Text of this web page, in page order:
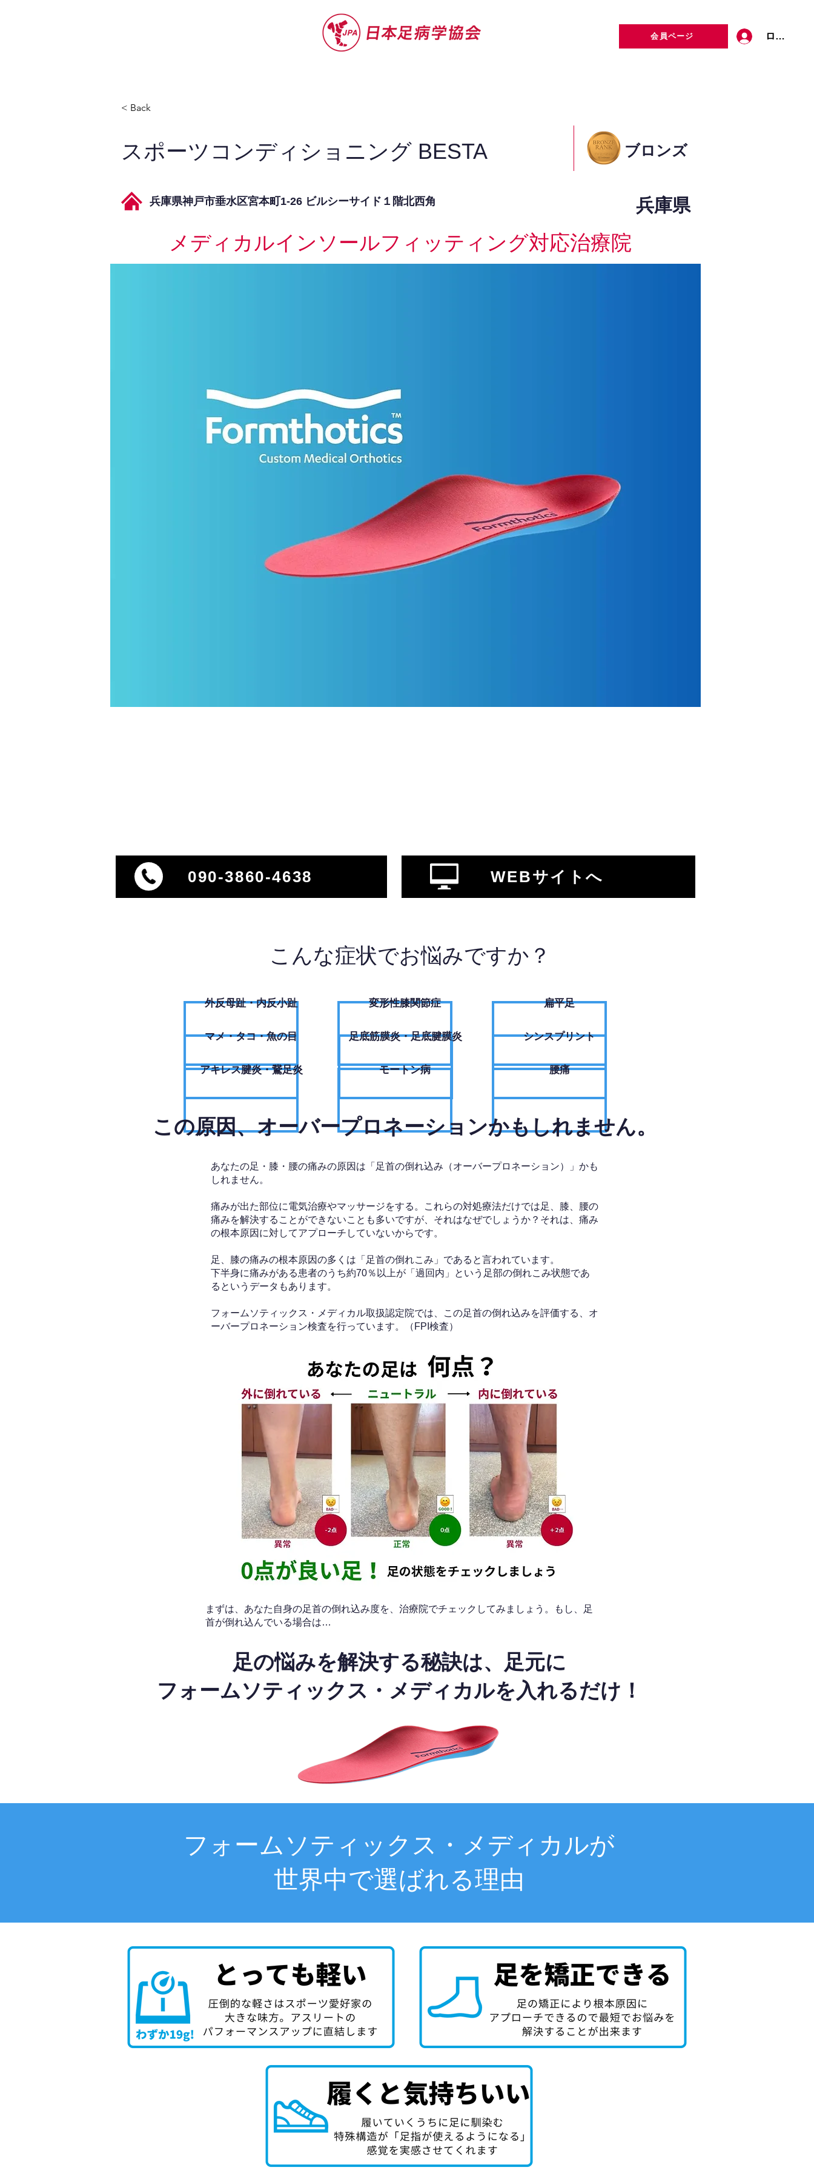
会員ページ ログイン
< Back
スポーツコンディショニング BESTA ブロンズ
兵庫県神戸市垂水区宮本町1-26 ビルシーサイド１階北西角 兵庫県
メディカルインソールフィッティング対応治療院
090-3860-4638 WEBサイトへ
こんな症状でお悩みですか？
外反母趾・内反小趾
​マメ・タコ・魚の目
アキレス腱炎・鵞足炎
変形性膝関節症
足底筋膜炎・足底腱膜炎
モートン病
扁平足
シンスプリント
腰痛
​この原因、オーバープロネーションかもしれません。
あなたの足・膝・腰の痛みの原因は「足首の倒れ込み（オーバープロネーション）」かも
しれません。
痛みが出た部位に電気治療やマッサージをする。これらの対処療法だけでは足、膝、腰の
痛みを解決することができないことも多いですが、それはなぜでしょうか？それは、痛み
の根本原因に対してアプローチしていないからです。
足、膝の痛みの根本原因の多くは「足首の倒れこみ」であると言われています。
下半身に痛みがある患者のうち約70％以上が「過回内」という足部の倒れこみ状態であ
るというデータもあります。
フォームソティックス・メディカル取扱認定院では、この足首の倒れ込みを評価する、オ
ーバープロネーション検査を行っています。（FPI検査）​
​まずは、あなた自身の足首の倒れ込み度を、治療院でチェックしてみましょう。もし、足
首が倒れ込んでいる場合は…
足の悩みを解決する秘訣は、足元に
フォームソティックス・メディカルを入れるだけ！
フォームソティックス・メディカルが
世界中で選ばれる理由